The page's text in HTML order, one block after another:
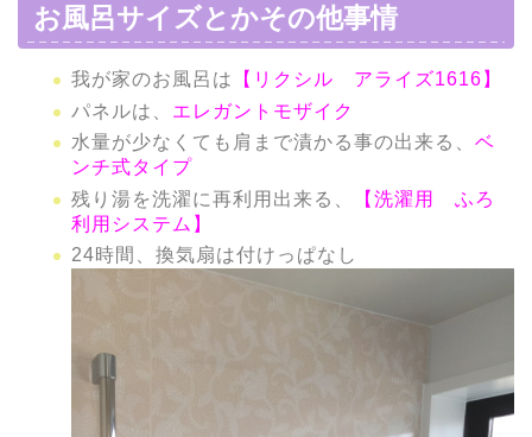
お風呂サイズとかその他事情
我が家のお風呂は
【リクシル アライズ1616】
パネルは、 エレガントモザイク
水量が少なくても肩まで漬かる事の出来る、 ベ
ンチ式タイプ
残り湯を洗濯に再利用出来る、
【洗濯用 ふろ
利用システム】
24時間、換気扇は付けっぱなし